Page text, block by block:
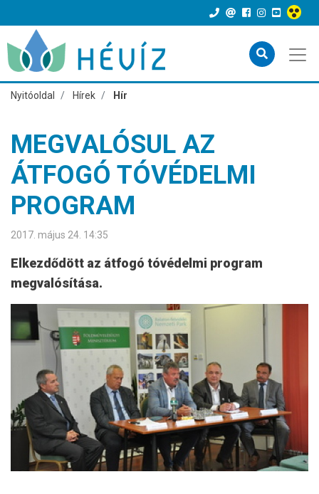
Nyitóoldal Hírek Hír
MEGVALÓSUL AZ
ÁTFOGÓ TÓVÉDELMI
PROGRAM
2017. május 24. 14:35
Elkezdődött az átfogó tóvédelmi program
megvalósítása.